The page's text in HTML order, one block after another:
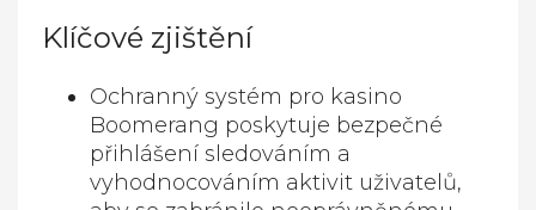
Klíčové zjištění
Ochranný systém pro kasino
Boomerang poskytuje bezpečné
přihlášení sledováním a
vyhodnocováním aktivit uživatelů,